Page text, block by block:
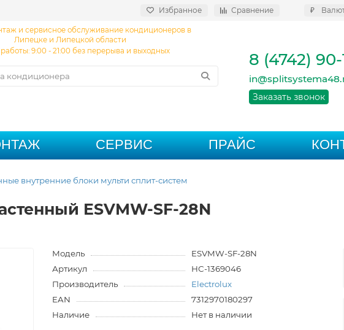
Избранное Сравнение ₽
и сервисное обслуживание кондиционеров в
Липецке и Липецкой области
9:00 - 21:00 без перерыва и выходных
8 (4742) 90-
Заказать звонок
СЕРВИС ПРАЙС
внутренние блоки мульти сплит-систем
ESVMW-SF-28N
Модель
ESVMW-SF-28N
Артикул
НС-1369046
Производитель
Electrolux
EAN
7312970180297
Наличие
Нет в наличии